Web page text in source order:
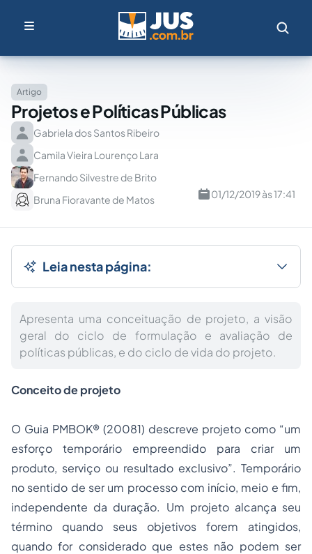
Artigo
Projetos e Políticas Públicas
Gabriela dos Santos Ribeiro
Camila Vieira Lourenço Lara
Fernando Silvestre de Brito
Bruna Fioravante de Matos
01/12/2019 às 17:41
Leia nesta página:
Apresenta uma conceituação de projeto, a visão
geral do ciclo de formulação e avaliação de
políticas públicas, e do ciclo de vida do projeto.
Conceito de projeto
O Guia PMBOK® (20081) descreve projeto como “um
esforço temporário empreendido para criar um
produto, serviço ou resultado exclusivo”. Temporário
no sentido de ser um processo com início, meio e fim,
independente da duração. Um projeto alcança seu
término quando seus objetivos forem atingidos,
quando for considerado que estes não podem ser